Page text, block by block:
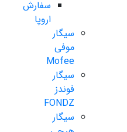
سفارش
اروپا
سیگار
موفی
Mofee
سیگار
فوندز
FONDZ
سیگار